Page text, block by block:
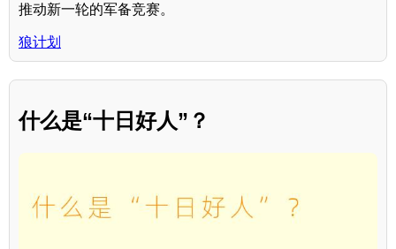
推动新一轮的军备竞赛。
狼计划
什么是“十日好人”？